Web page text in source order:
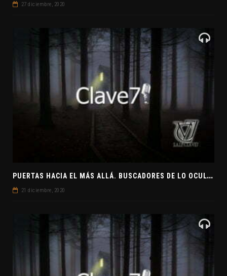
27 diciembre, 2020
P
UERTAS HACIA EL MÁS ALLÁ. BUSCADORES DE LO OCULTO. EL PENSAMIENTO ABSTRACTO. EVANGELIOS APÓCRIFOS
21 diciembre, 2020